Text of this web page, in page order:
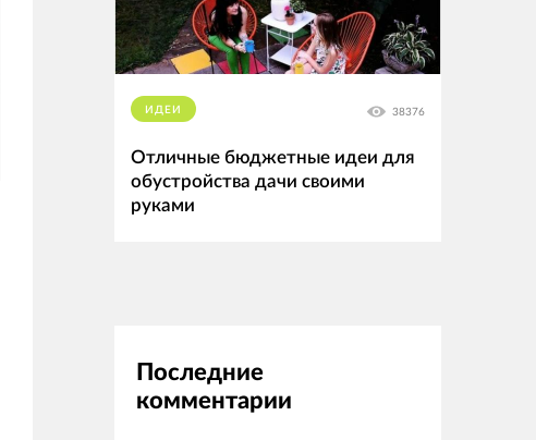
ИДЕИ 38376
Отличные бюджетные идеи для
обустройства дачи своими
руками
Последние
комментарии